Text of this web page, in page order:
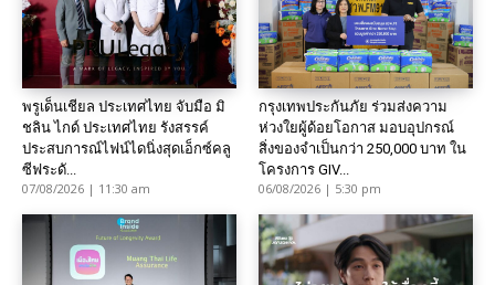
พรูเด็นเชียล ประเทศไทย จับมือ มิ
ชลิน ไกด์ ประเทศไทย รังสรรค์
ประสบการณ์ไฟน์ไดนิ่งสุดเอ็กซ์คลู
ซีฟระดั...
07/08/2026 | 11:30 am
กรุงเทพประกันภัย ร่วมส่งความ
ห่วงใยผู้ด้อยโอกาส มอบอุปกรณ์
สิ่งของจำเป็นกว่า 250,000 บาท ใน
โครงการ GIV...
06/08/2026 | 5:30 pm